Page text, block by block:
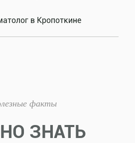
в Кропоткине
факты
ЗНАТЬ